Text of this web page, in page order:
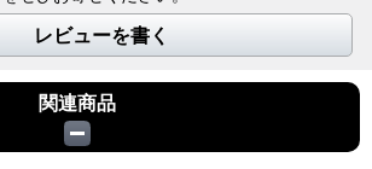
レビューを書く
関連商品